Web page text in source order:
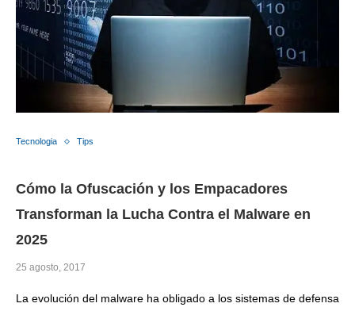
Tecnologia Tips
Cómo la Ofuscación y los Empacadores
Transforman la Lucha Contra el Malware en
2025
25 agosto, 2017
La evolución del malware ha obligado a los sistemas de defensa